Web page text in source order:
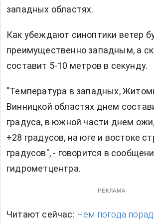
западных областях.
Как убеждают синоптики ветер
преимущественно западным, а
составит 5-10 метров в секунду.
"Температура в западных,
Винницкой областях днем
градуса, в южной части днем
+28 градусов, на юге и востоке
градусов", - говорится в
гидрометцентра.
РЕКЛАМА
Читают сейчас: Чем погода